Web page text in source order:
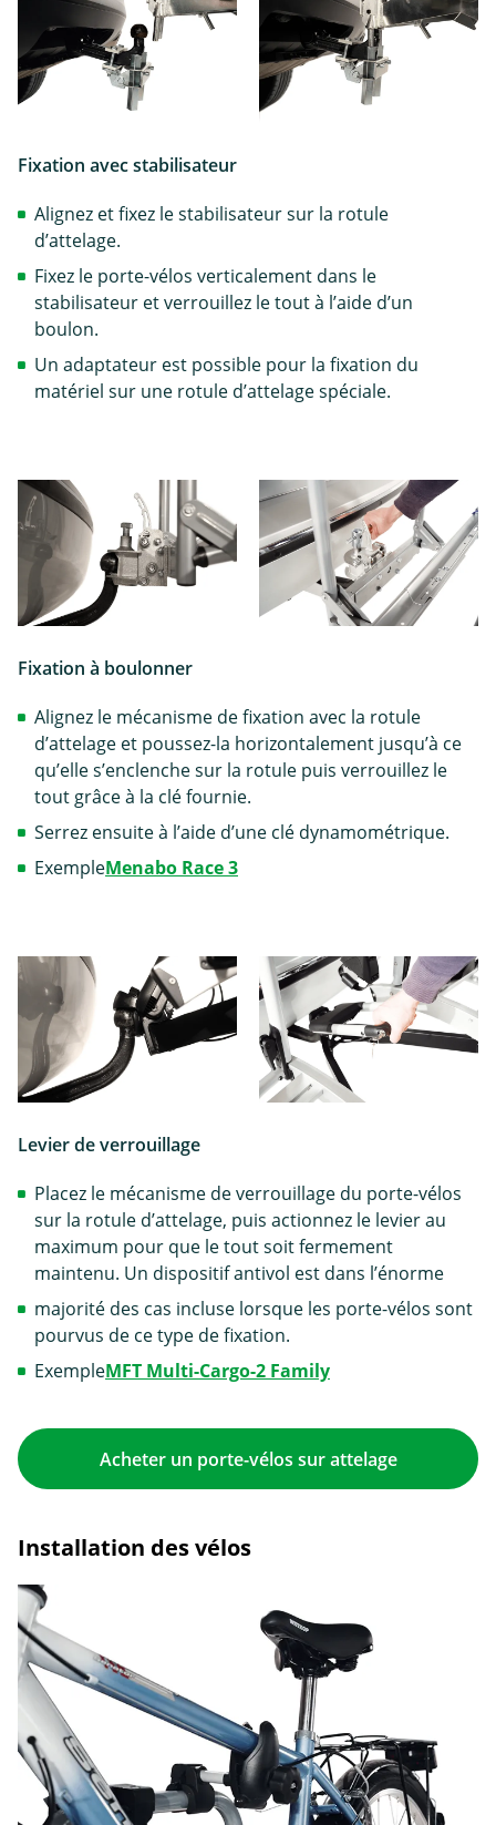
Fixation avec stabilisateur
Alignez et fixez le stabilisateur sur la rotule
d’attelage.
Fixez le porte-vélos verticalement dans le
stabilisateur et verrouillez le tout à l’aide d’un
boulon.
Un adaptateur est possible pour la fixation du
matériel sur une rotule d’attelage spéciale.
Fixation à boulonner
Alignez le mécanisme de fixation avec la rotule
d’attelage et poussez-la horizontalement jusqu’à ce
qu’elle s’enclenche sur la rotule puis verrouillez le
tout grâce à la clé fournie.
Serrez ensuite à l’aide d’une clé dynamométrique.
ExempleMenabo Race 3
Levier de verrouillage
Placez le mécanisme de verrouillage du porte-vélos
sur la rotule d’attelage, puis actionnez le levier au
maximum pour que le tout soit fermement
maintenu. Un dispositif antivol est dans l’énorme
majorité des cas incluse lorsque les porte-vélos sont
pourvus de ce type de fixation.
ExempleMFT Multi-Cargo-2 Family
Acheter un porte-vélos sur attelage
Installation des vélos